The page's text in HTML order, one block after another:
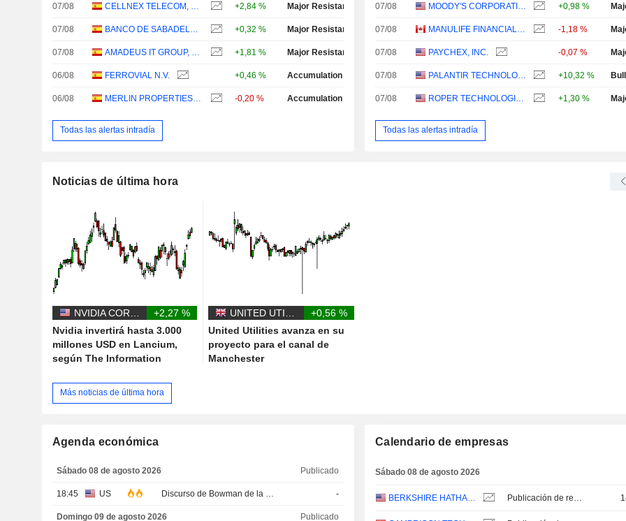
07/08 +2,84 % Major Resistance Test
07/08 +0,32 % Major Resistance Test
07/08 +1,81 % Major Resistance Test
06/08 FERROVIAL N.V. +0,46 % Accumulation Phase
06/08 -0,20 % Accumulation Phase
Todas las alertas intradía
07/08 MOODY'S CORPORATION +0,98 %
07/08 -1,18 %
07/08 PAYCHEX, INC. -0,07 %
07/08 PALANTIR TECHNOLOGIES INC. +10,32 %
07/08 ROPER TECHNOLOGIES, INC. +1,30 %
Todas las alertas intradía
Noticias de última hora
+2,27 %
Nvidia invertirá hasta 3.000
millones USD en Lancium,
según The Information
+0,56 %
United Utilities avanza en su
proyecto para el canal de
Manchester
Más noticias de última hora
Agenda económica
Sábado 08 de agosto 2026 Publicado
18:45 US Discurso de Bowman de la Fed -
Domingo 09 de agosto 2026 Publicado
Calendario de empresas
Sábado 08 de agosto 2026
BERKSHIRE HATHAWAY INC. Publicación de resultados - Q2 2026